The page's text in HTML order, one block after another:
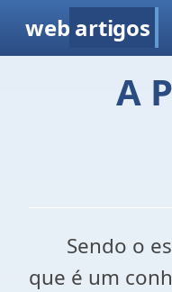
web artigos
A
Sendo o
que é um